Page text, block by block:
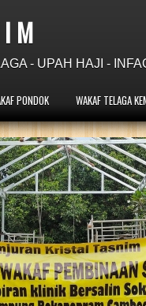
M
- UPAH HAJI -
PONDOK WAKAF TELAGA